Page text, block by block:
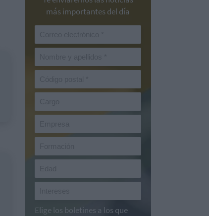
más importantes del día
Elige los boletines a los que